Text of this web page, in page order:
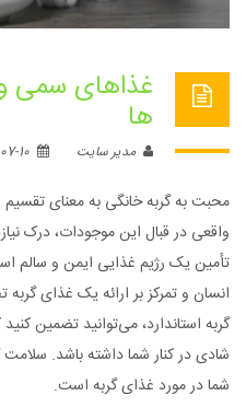
غذاهای سمی
ها
مدیر سایت
محبت به گربه خانگی به معنای
واقعی در قبال این موجودات، درک
تأمین یک رژیم غذایی ایمن و سالم
انسان و تمرکز بر ارائه یک غذای
گربه استاندارد، می‌توانید تضمین
شادی در کنار شما داشته باشد. سلامت
شما در مورد غذای گربه است.